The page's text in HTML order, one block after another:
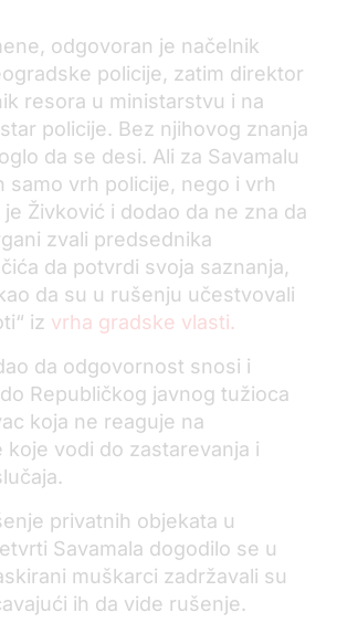
odgovoran je načelnik
policije, zatim direktor
resora u ministarstvu i na
policije. Bez njihovog znanja
da se desi. Ali za Savamalu
samo vrh policije, nego i vrh
je Živković i dodao da ne zna da
zvali predsednika
da potvrdi svoja saznanja,
da su u rušenju učestvovali
iz vrha gradske vlasti.
da odgovornost snosi i
Republičkog javnog tužioca
koja ne reaguje na
koje vodi do zastarevanja i
privatnih objekata u
Savamala dogodilo se u
muškarci zadržavali su
ih da vide rušenje.